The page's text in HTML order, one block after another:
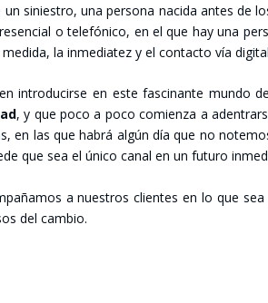
sinies­tro, una per­so­na naci­da antes de
o tele­fó­ni­co, en el que hay una
la inme­dia­tez y el con­tac­to vía
intro­du­cir­se en este fas­ci­nan­te mun­do
, y que poco a poco comien­za a
en las que habrá algún día que no
que sea el úni­co canal en un futu­ro
a nues­tros clien­tes en lo que
del cam­bio.